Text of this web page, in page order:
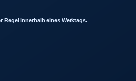
Regel innerhalb eines Werktags.